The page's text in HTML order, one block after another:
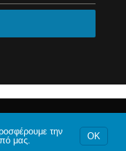
νομίμου δικαιώματος.
την
μας.
OK